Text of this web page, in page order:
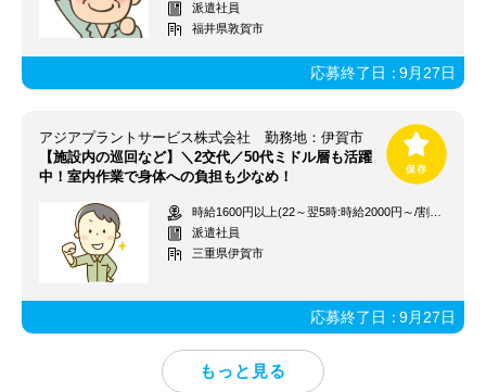
派遣社員
福井県敦賀市
応募終了日：9月27日
アジアプラントサービス株式会社 勤務地：伊賀市
【施設内の巡回など】＼2交代／50代ミドル層も活躍
中！室内作業で身体への負担も少なめ！
時給1600円以上(22～翌5時:時給2000円～/割増含む)＋交通費支給
派遣社員
三重県伊賀市
応募終了日：9月27日